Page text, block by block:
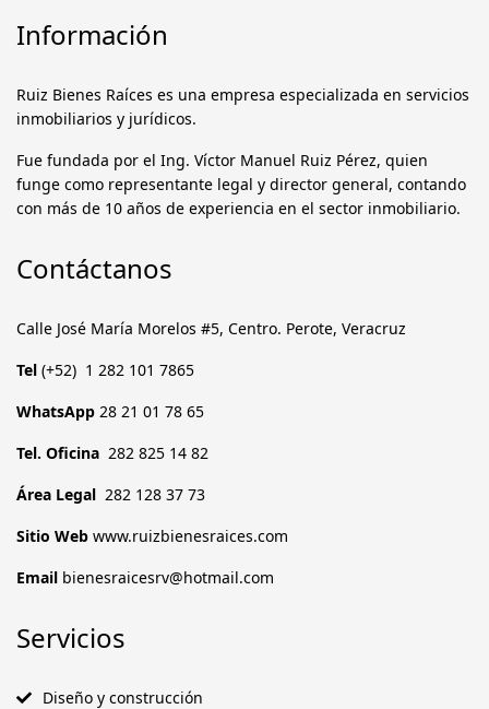
Información
Ruiz Bienes Raíces es una empresa especializada en servicios
inmobiliarios y jurídicos.
Fue fundada por el Ing. Víctor Manuel Ruiz Pérez, quien
funge como representante legal y director general, contando
con más de 10 años de experiencia en el sector inmobiliario.
Contáctanos
Calle José María Morelos #5, Centro. Perote, Veracruz
Tel (+52) 1 282 101 7865
WhatsApp 28 21 01 78 65
Tel. Oficina 282 825 14 82
Área Legal 282 128 37 73
Sitio Web www.ruizbienesraices.com
Email bienesraicesrv@hotmail.com
Servicios
Diseño y construcción